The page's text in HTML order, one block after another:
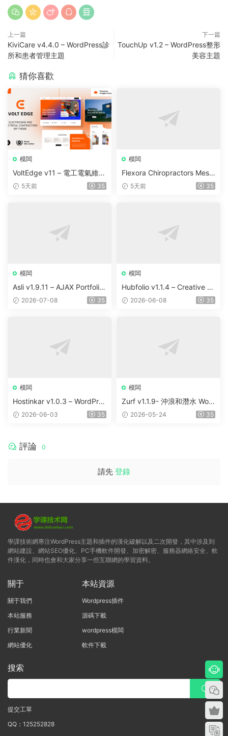
上一篇
KiviCare v4.4.0 – WordPress診
所和患者管理主題
下一篇
TouchUp v1.2 – WordPress整形
美容主題
猜你喜歡
模闆
VoltEdge v11 – 電工電氣維修
WordPress 主題
5天前 35
模闆
Flexora Chiropractors Mess
age and Physical Therapist
5天前 35
模闆
Asli v1.9.11 – AJAX Portfolio
Elementor WordPress Them
2026-07-08 35
模闆
Hubfolio v1.1.4 – Creative P
ortfolio & Digital Agency Wo
2026-06-08 35
模闆
Hostinkar v1.0.3 – WordPres
s & WHMCS 主題
2026-06-03 35
模闆
Zurf v1.1.9- 沖浪和潛水 Wor
dPress主題
2026-05-24 35
評論 0
請先 登錄
學課技術網專注WordPress主題和插件的漢化破解以及二次開發，其中涉及到
網站建設、網站SEO優化、PC手機軟件開發、加密解密、服務器網絡安全、軟
件漢化，同時也會和大家分享一些互聯網的學習資料。
關于
關于我們
本站服務
行業新聞
網站優化
本站資源
Wordpress插件
源碼下載
wordpress模闆
軟件下載
搜索
提交工單
QQ：125252828